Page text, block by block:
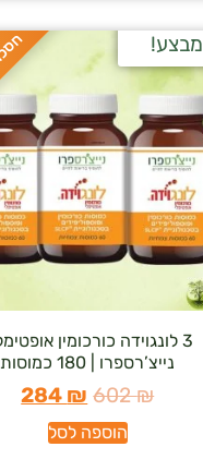
מבצע!
3 לונגוידה כורכומין
נייצ’רספרו | 180 כמוסות
602₪
284 ₪
הוספה לסל